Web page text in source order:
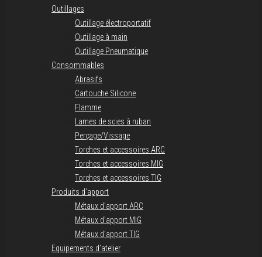
Outillages
Outillage électroportatif
Outillage à main
Outillage Pneumatique
Consommables
Abrasifs
Cartouche Silicone
Flamme
Lames de scies à ruban
Perçage/Vissage
Torches et accessoires ARC
Torches et accessoires MIG
Torches et accessoires TIG
Produits d’apport
Métaux d’apport ARC
Métaux d’apport MIG
Métaux d’apport TIG
Equipements d’atelier